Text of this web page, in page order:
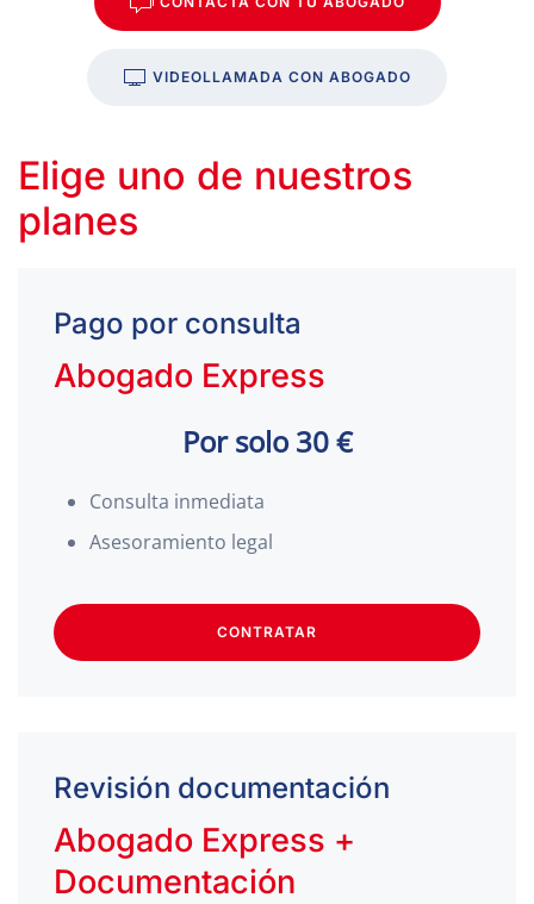
VIDEOLLAMADA CON ABOGADO
Elige uno de nuestros
planes
Pago por consulta
Abogado Express
Por solo 30 €
Consulta inmediata
Asesoramiento legal
CONTRATAR
Revisión documentación
Abogado Express +
Documentación